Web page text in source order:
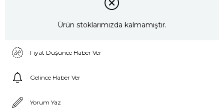
Ürün stoklarımızda kalmamıştır.
Fiyat Düşünce Haber Ver
Gelince Haber Ver
Yorum Yaz